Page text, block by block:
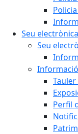
Seu electrònica
Seu
Perfil